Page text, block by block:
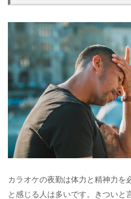
カラオケの夜勤は体力と精神力を
と感じる人は多いです。きついと